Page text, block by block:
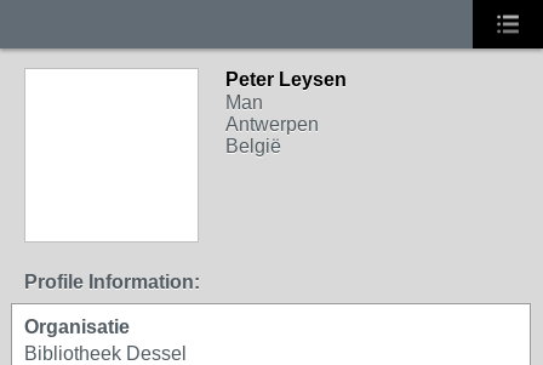
Peter Leysen
Man
Antwerpen
België
Profile Information:
Organisatie
Bibliotheek Dessel